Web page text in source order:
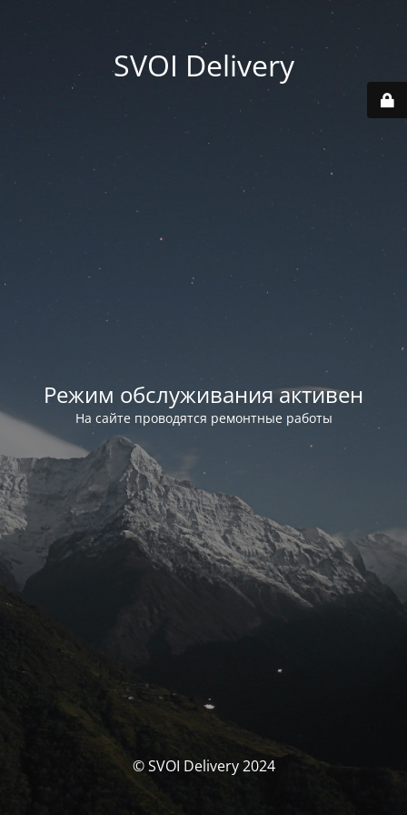
SVOI Delivery
Режим обслуживания активен
На сайте проводятся ремонтные работы
© SVOI Delivery 2024